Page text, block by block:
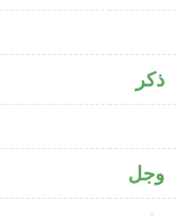
ذكر
وجل